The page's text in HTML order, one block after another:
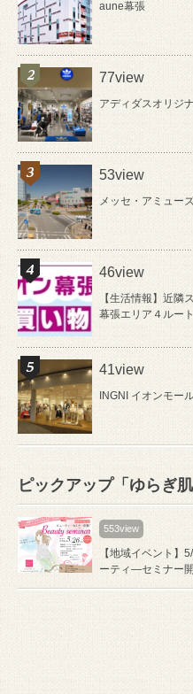
aune幕張
77view
アディダスオリジ
53view
メッセ・アミュー
46view
【生活情報】近
幕張エリア４ルート
41view
INGNI イオンモー
ピックアップ「ゆらぎ肌
553view
【地域イベント
ーティ―セミナー